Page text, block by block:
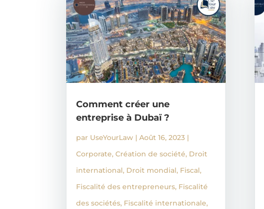
Comment créer une
entreprise à Dubaï ?
par UseYourLaw |Août 16, 2023 |
Corporate,Création de société, Droit
international, Droit mondial, Fiscal,
Fiscalité des entrepreneurs, Fiscalité
des sociétés, Fiscalité internationale,